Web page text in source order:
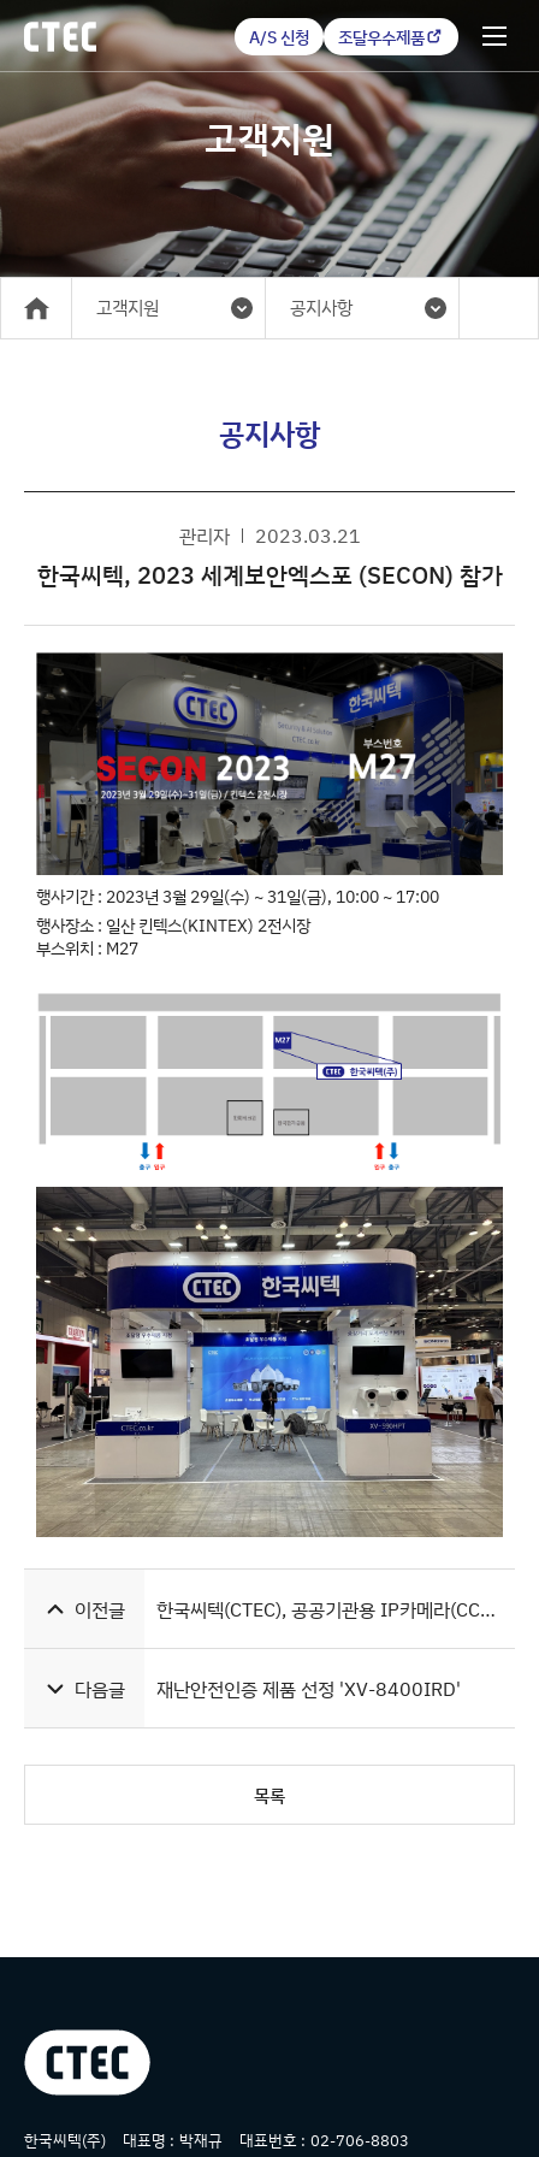
A/S 신청 조달우수제품
고객지원
메인 고객지원 공지사항
공지사항
관리자 2023.03.21
한국씨텍, 2023 세계보안엑스포 (SECON) 참가
행사기간 : 2023년 3월 29일(수) ~ 31일(금), 10:00 ~ 17:00
행사장소 : 일산 킨텍스(KINTEX) 2전시장
부스위치 : M27
이전글 한국씨텍(CTEC), 공공기관용 IP카메라(CCTV) TTA 보안 인증 제품 목록 (2023년 10월)
다음글 재난안전인증 제품 선정 'XV-8400IRD'
목록
상호명
한국씨텍(주) 대표명 : 박재규 대표번호 : 02-706-8803